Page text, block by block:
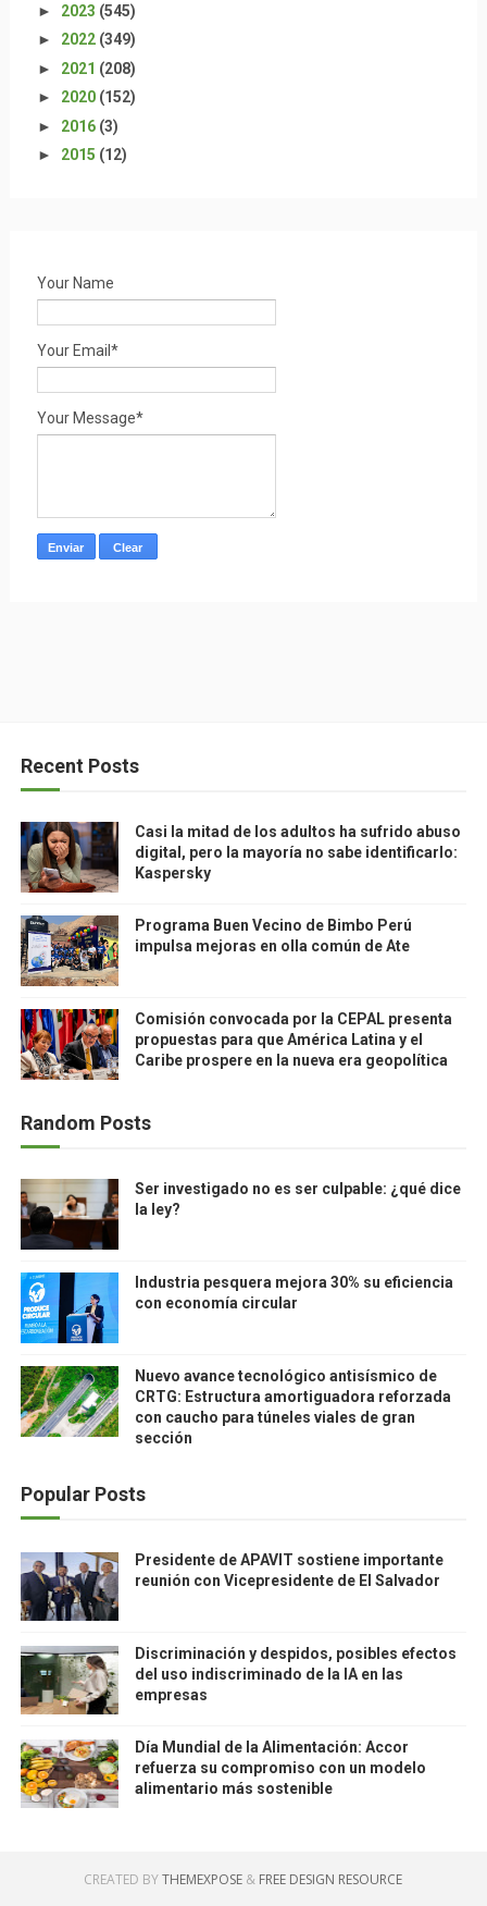
► 2023 (545)
► 2022 (349)
► 2021 (208)
► 2020 (152)
► 2016 (3)
► 2015 (12)
Your Name
Your Email*
Your Message*
Recent Posts
Casi la mitad de los adultos ha sufrido abuso
digital, pero la mayoría no sabe identificarlo:
Kaspersky
Programa Buen Vecino de Bimbo Perú
impulsa mejoras en olla común de Ate
Comisión convocada por la CEPAL presenta
propuestas para que América Latina y el
Caribe prospere en la nueva era geopolítica
Random Posts
Ser investigado no es ser culpable: ¿qué dice
la ley?
Industria pesquera mejora 30% su eficiencia
con economía circular
Nuevo avance tecnológico antisísmico de
CRTG: Estructura amortiguadora reforzada
con caucho para túneles viales de gran
sección
Popular Posts
Presidente de APAVIT sostiene importante
reunión con Vicepresidente de El Salvador
Discriminación y despidos, posibles efectos
del uso indiscriminado de la IA en las
empresas
Día Mundial de la Alimentación: Accor
refuerza su compromiso con un modelo
alimentario más sostenible
CREATED BYTHEMEXPOSE & FREE DESIGN RESOURCE